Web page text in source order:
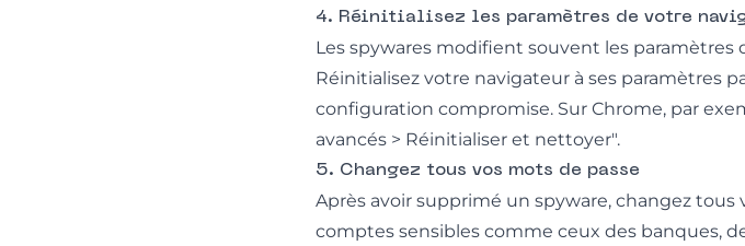
4. Réinitialisez les paramètres de votre
Les spywares modifient souvent les
Réinitialisez votre navigateur à ses paramètres
configuration compromise. Sur Chrome, par
avancés > Réinitialiser et nettoyer".
5. Changez tous vos mots de passe
Après avoir supprimé un spyware, changez
comptes sensibles comme ceux des banques,